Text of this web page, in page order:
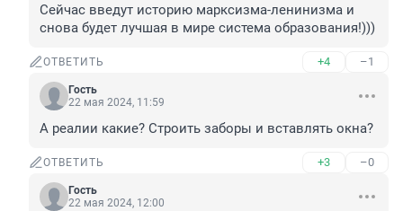
Сейчас введут историю марксизма-ленинизма и
снова будет лучшая в мире система образования!)))
ОТВЕТИТЬ +4 –1
Гость
22 мая 2024, 11:59
А реалии какие? Строить заборы и вставлять окна?
ОТВЕТИТЬ +3 –0
Гость
22 мая 2024, 12:00